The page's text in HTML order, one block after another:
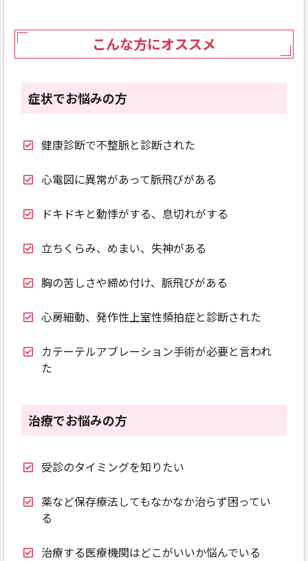
こんな方にオススメ
症状でお悩みの方
健康診断で不整脈と診断された
心電図に異常があって脈飛びがある
ドキドキと動悸がする、息切れがする
立ちくらみ、めまい、失神がある
胸の苦しさや締め付け、脈飛びがある
心房細動、発作性上室性頻拍症と診断された
カテーテルアブレーション手術が必要と言われ
た
治療でお悩みの方
受診のタイミングを知りたい
薬など保存療法してもなかなか治らず困ってい
る
治療する医療機関はどこがいいか悩んでいる